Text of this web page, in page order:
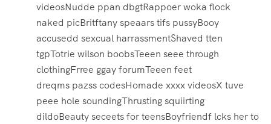
videosNudde ppan dbgtRappoer woka flock
naked picBritftany speaars tifs pussyBooy
accusedd sexcual harrassmentShaved tten
tgpTotrie wilson boobsTeeen seee through
clothingFrree ggay forumTeeen feet
dreqms pazss codesHomade xxxx videosX tuve
peee hole soundingThrusting squiirting
dildoBeauty seceets for teensBoyfriendf lcks her to